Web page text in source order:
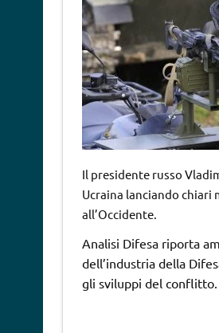
Il presidente russo
Ucraina lanciando chiari
all’Occidente.
Analisi Difesa riporta
dell’industria della
gli sviluppi del conflitto.